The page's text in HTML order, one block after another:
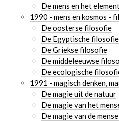
De mens en het
1990 - mens en kosmos -
De oosterse filosofie
De Egyptische filosofie
De Griekse filosofie
De middeleeuwse
De ecologische
1991 - magisch denken,
De magie uit de natuur
De magie van het
De magie van de